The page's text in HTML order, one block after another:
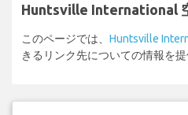
Huntsville International
このページでは、 Huntsville
きるリンク先についての情報を提